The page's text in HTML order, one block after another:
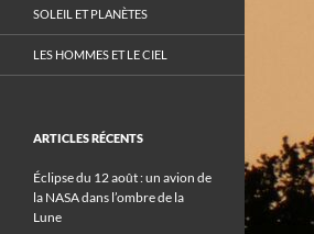
SOLEIL ET PLANÈTES
LES HOMMES ET LE CIEL
ARTICLES RÉCENTS
Éclipse du 12 août : un avion de
la NASA dans l’ombre de la
Lune